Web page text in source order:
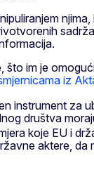
im je
iz
instrument
društva
koje EU i
aktere,